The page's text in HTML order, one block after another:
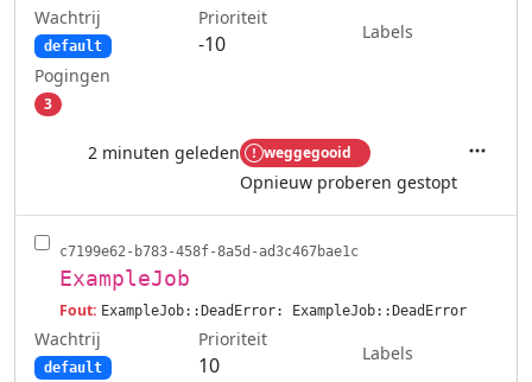
Wachtrij
default
Prioriteit
-10
Labels
Pogingen
3
2 minuten geleden weggegooid
Opnieuw proberen gestopt
c7199e62-b783-458f-8a5d-ad3c467bae1c
ExampleJob
Fout: ExampleJob::DeadError: ExampleJob::DeadError
Wachtrij
default
Prioriteit
10
Labels